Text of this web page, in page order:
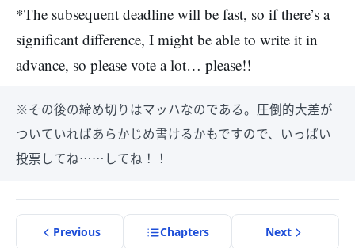
*The subsequent deadline will be fast, so if there’s a
significant difference, I might be able to write it in
advance, so please vote a lot… please!!
※その後の締め切りはマッハなのである。圧倒的大差が
ついていればあらかじめ書けるかもですので、いっぱい
投票してね……してね！！
Previous Chapters Next